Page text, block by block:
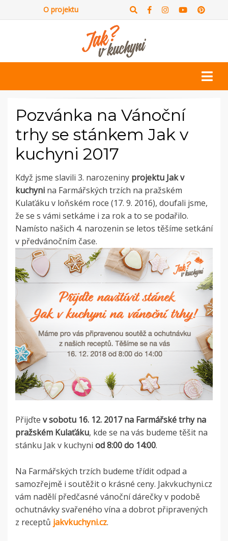
O projektu
Pozvánka na Vánoční
trhy se stánkem Jak v
kuchyni 2017
Když jsme slavili 3. narozeniny projektu Jak v
kuchyni na Farmářských trzích na pražském
Kulaťáku v loňském roce (17. 9. 2016), doufali jsme,
že se s vámi setkáme i za rok a to se podařilo.
Namísto našich 4. narozenin se letos těšíme setkání
v předvánočním čase.
Přijďte v sobotu 16. 12. 2017 na Farmářské trhy na
pražském Kulaťáku, kde se na vás budeme těšit na
stánku Jak v kuchyni od 8:00 do 14:00.
Na Farmářských trzích budeme třídit odpad a
samozřejmě i soutěžit o krásné ceny. Jakvkuchyni.cz
vám nadělí předčasné vánoční dárečky v podobě
ochutnávky svařeného vína a dobrot připravených
z receptů jakvkuchyni.cz.